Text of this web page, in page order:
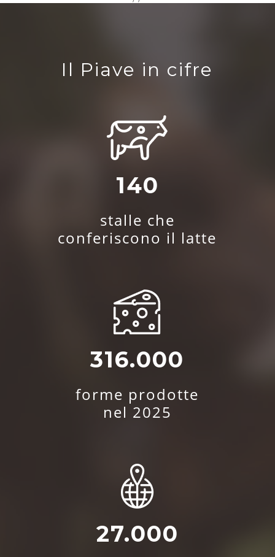
Il Piave in cifre
140
stalle che
conferiscono il latte
316.000
forme prodotte
nel 2025
27.000